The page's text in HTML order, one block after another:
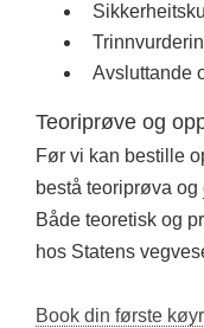
Avsluttande
Teoriprøve og
Før vi kan bestille
bestå teoriprøva og
Både teoretisk og
hos Statens
Book din første